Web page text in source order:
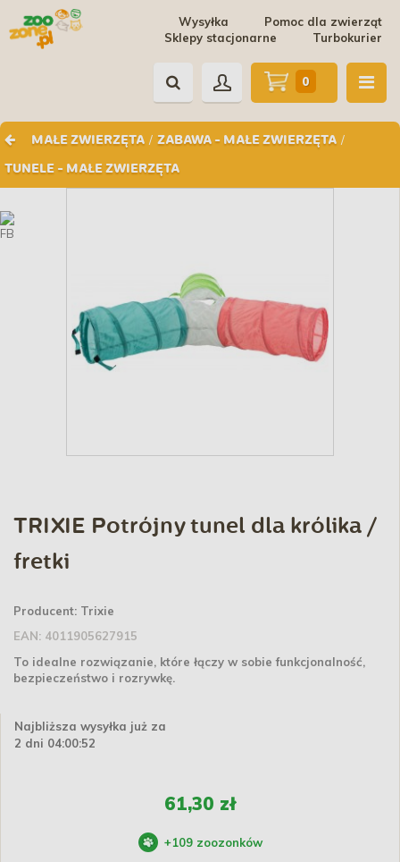
Pomoc dla zwierząt
Wysyłka
Turbokurier
Sklepy stacjonarne
MAŁE ZWIERZĘTA / ZABAWA - MAŁE ZWIERZĘTA /
TUNELE - MAŁE ZWIERZĘTA
0
TRIXIE Potrójny tunel dla królika /
fretki
Producent: Trixie
EAN: 4011905627915
To idealne rozwiązanie, które łączy w sobie funkcjonalność,
bezpieczeństwo i rozrywkę.
Najbliższa wysyłka już za
2 dni 04:00:52
61,30 zł
+109 zoozonków